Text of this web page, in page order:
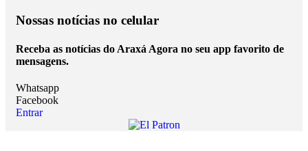
Nossas notícias no celular
Receba as notícias do Araxá Agora no seu app favorito de
mensagens.
Whatsapp
Facebook
Entrar